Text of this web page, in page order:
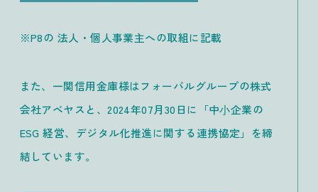
※P8の 法人・個人事業主への取組に記載
また、一関信用金庫様はフォーバルグループの株式
会社アベヤスと、2024年07月30日に「中⼩企業の
ESG 経営、デジタル化推進に関する連携協定」を締
結しています。